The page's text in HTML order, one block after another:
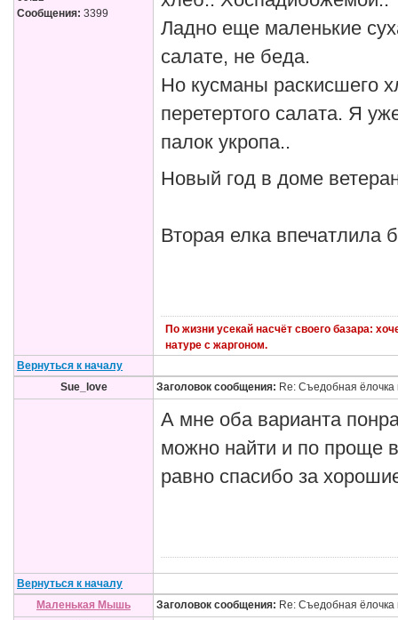
Сообщения: 3399
Ладно еще маленькие
салате, не беда.
Но кусманы раскисшего
перетертого салата. Я
палок укропа..
Новый год в доме
Вторая елка впечатлила
По жизни усекай насчёт своего базара:
натуре с жаргоном.
Вернуться к началу
Sue_love
Заголовок сообщения: Re: Съедобная ёлочка
А мне оба варианта
можно найти и по проще
равно спасибо за
Вернуться к началу
Маленькая Мышь
Заголовок сообщения: Re: Съедобная ёлочка